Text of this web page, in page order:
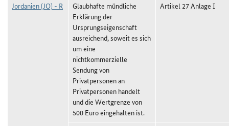
Jordanien (JO) - R
Glaubhafte mündliche
Erklärung der
Ursprungseigenschaft
ausreichend, soweit es sich
um eine
nichtkommerzielle
Sendung von
Privatpersonen an
Privatpersonen handelt
und die Wertgrenze von
500 Euro eingehalten ist.
Artikel 27 Anlage I